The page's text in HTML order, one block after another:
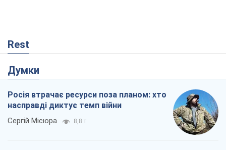
Rest
Думки
Росія втрачає ресурси поза планом: хто
насправді диктує темп війни
Сергій Місюра 8,8 т.